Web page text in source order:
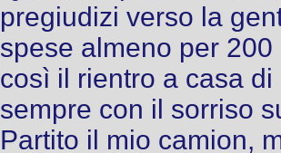
pregiudizi verso la
spese almeno per
così il rientro a casa
sempre con il sorriso
Partito il mio camion,